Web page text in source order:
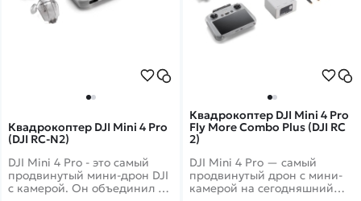
Квадрокоптер DJI Mini 4 Pro
(DJI RC-N2)
DJI Mini 4 Pro - это самый
продвинутый мини-дрон DJI
с камерой. Он объединил в
Квадрокоптер DJI Mini 4 Pro
Fly More Combo Plus (DJI RC
2)
DJI Mini 4 Pro — самый
продвинутый дрон с мини-
камерой на сегодняшний